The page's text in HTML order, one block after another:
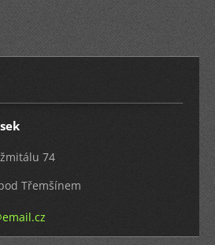
74
Třemšínem
z